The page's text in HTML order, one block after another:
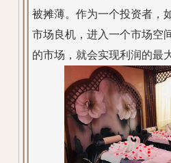
被摊薄。作为一个投资者，
市场良机，进入一个市场空
的市场，就会实现利润的最